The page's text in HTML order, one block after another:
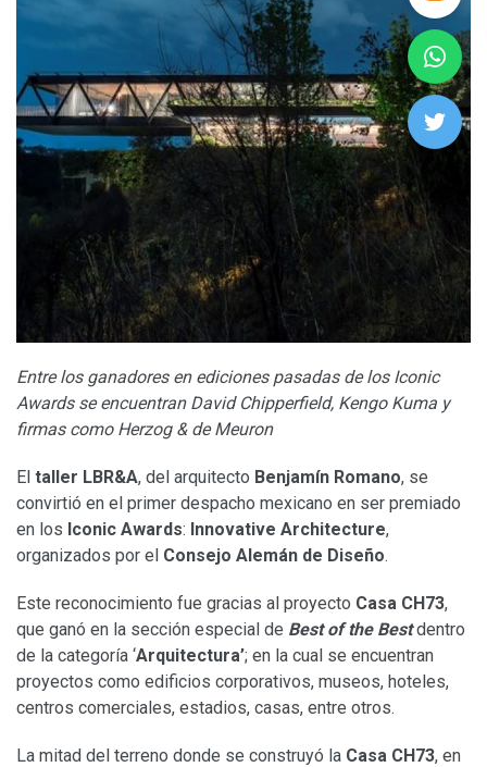
Entre los ganadores en ediciones pasadas de los Iconic
Awards se encuentran David Chipperfield, Kengo Kuma y
firmas como Herzog & de Meuron
El taller LBR&A, del arquitecto Benjamín Romano, se
convirtió en el primer despacho mexicano en ser premiado
en los Iconic Awards: Innovative Architecture,
organizados por el Consejo Alemán de Diseño.
Este reconocimiento fue gracias al proyecto Casa CH73,
que ganó en la sección especial de Best of the Bestdentro
de la categoría ‘Arquitectura’; en la cual se encuentran
proyectos como edificios corporativos, museos, hoteles,
centros comerciales, estadios, casas, entre otros.
La mitad del terreno donde se construyó la Casa CH73, en